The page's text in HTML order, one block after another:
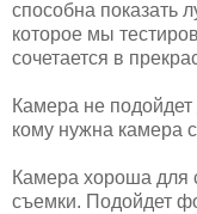
способна показать
которое мы
сочетается в
Камера не
кому нужна камера
Камера хороша для
съемки. Подойдет